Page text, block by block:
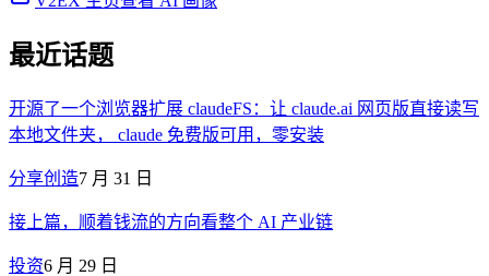
最近话题
开源了一个浏览器扩展 claudeFS：让 claude.ai 网页版直接读写
本地文件夹， claude 免费版可用，零安装
分享创造7 月 31 日
接上篇，顺着钱流的方向看整个 AI 产业链
投资6 月 29 日